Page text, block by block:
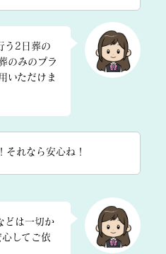
う2日葬の
のみのプラ
いただけま
それなら安心ね！
どは一切か
してご依